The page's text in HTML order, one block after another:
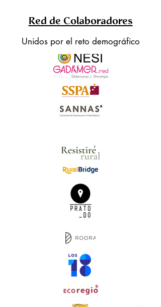
Red de Colaboradores
Unidos por el reto demográfico